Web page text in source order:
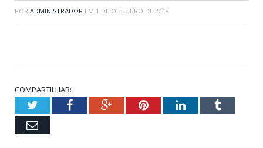
POR ADMINISTRADOR EM 1 DE OUTUBRO DE 2018
COMPARTILHAR:
TwitterFacebookGoogle+Pinterest
LinkedIn
Email